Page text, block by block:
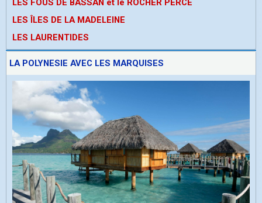
LES FOUS DE BASSAN et le ROCHER PERCE
LES ÎLES DE LA MADELEINE
LES LAURENTIDES
LA POLYNESIE AVEC LES MARQUISES